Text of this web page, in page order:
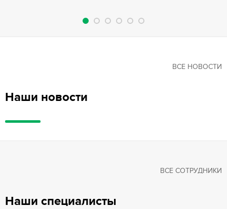
Наши новости
ВСЕ НОВОСТИ
Наши специалисты
ВСЕ СОТРУДНИКИ